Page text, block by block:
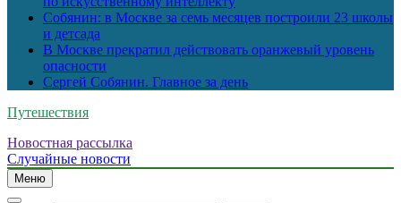
Собянин: в Москве за семь месяцев построили 23 школы
и детсада
В Москве прекратил действовать оранжевый уровень
опасности
Сергей Собянин. Главное за день
Путешествия
Новостная рассылка
Случайные новости
Меню